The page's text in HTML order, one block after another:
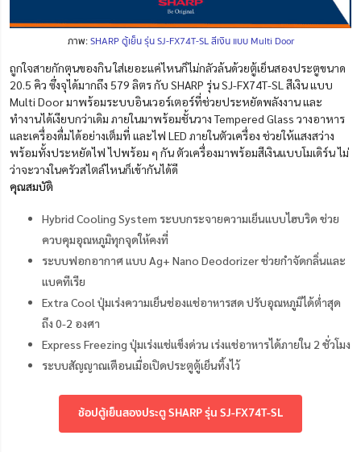
ภาพ:SHARP ตู้เย็น รุ่น SJ-FX74T-SL สีเงิน แบบ Multi Door
ถูกใจสายกักตุนของกิน ใส่เยอะแค่ไหนก็ไม่กลัวล้นด้วยตู้เย็นสองประตูขนาด
20.5 คิว ซึ่งจุได้มากถึง 579 ลิตร กับ SHARP รุ่น SJ-FX74T-SL สีเงิน แบบ
Multi Door มาพร้อมระบบอินเวอร์เตอร์ที่ช่วยประหยัดพลังงาน และ
ทำงานได้เงียบกว่าเดิม ภายในมาพร้อมชั้นวาง Tempered Glass วางอาหาร
และเครื่องดื่มได้อย่างเต็มที่ และไฟ LED ภายในตัวเครื่อง ช่วยให้แสงสว่าง
พร้อมทั้งประหยัดไฟ ไปพร้อม ๆ กัน ตัวเครื่องมาพร้อมสีเงินแบบโมเดิร์น ไม่
ว่าจะวางในครัวสไตล์ไหนก็เข้ากันได้ดี
คุณสมบัติ
Hybrid Cooling System ระบบกระจายความเย็นแบบไฮบริด ช่วย
ควบคุมอุณหภูมิทุกจุดให้คงที่
ระบบฟอกอากาศ แบบ Ag+ Nano Deodorizer ช่วยกำจัดกลิ่นและ
แบคทีเรีย
Extra Cool ปุ่มเร่งความเย็นช่องแช่อาหารสด ปรับอุณหภูมิได้ต่ำสุด
ถึง 0-2 องศา
Express Freezing ปุ่มเร่งแช่แข็งด่วน เร่งแช่อาหารได้ภายใน 2 ชั่วโมง
ระบบสัญญาณเตือนเมื่อเปิดประตูตู้เย็นทิ้งไว้
ช้อปตู้เย็นสองประตู SHARP รุ่น SJ-FX74T-SL